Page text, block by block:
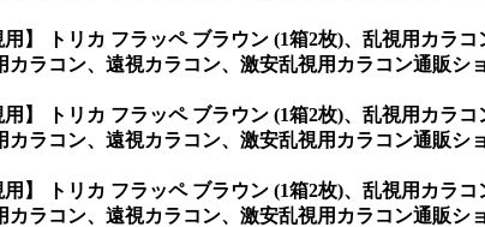
用】 トリカ フラッペ ブラウン (1箱2枚)、乱視用カ
カラコン、遠視カラコン、激安乱視用カラコン通販シ
用】 トリカ フラッペ ブラウン (1箱2枚)、乱視用カ
カラコン、遠視カラコン、激安乱視用カラコン通販
用】 トリカ フラッペ ブラウン (1箱2枚)、乱視用カ
カラコン、遠視カラコン、激安乱視用カラコン通販